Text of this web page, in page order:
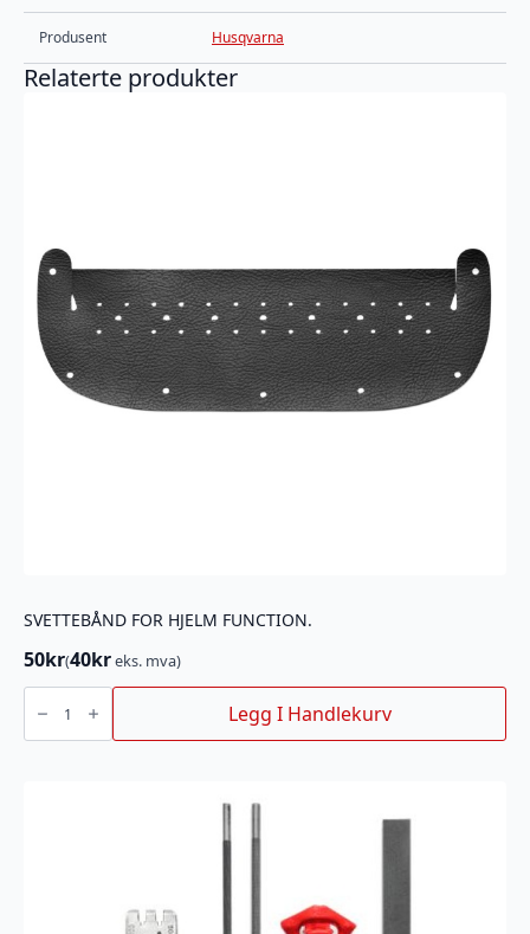
Produsent Husqvarna
Relaterte produkter
SVETTEBÅND FOR HJELM FUNCTION.
50kr(40kreks. mva)
SVETTEBÅND
HJELM
FUNCTION.
Legg I Handlekurv